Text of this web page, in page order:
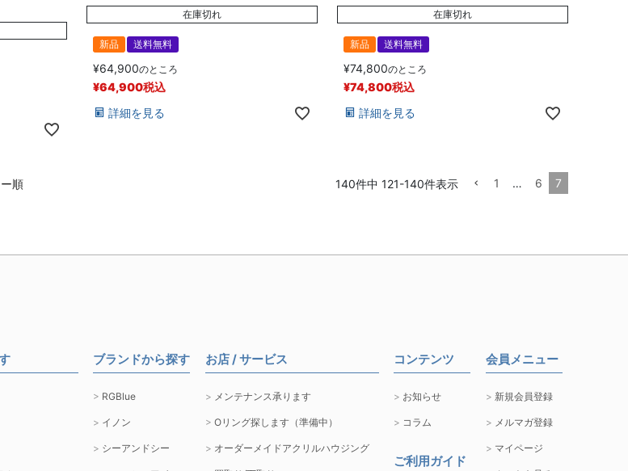
在庫切れ
新品 送料無料
¥64,900のところ
¥64,900税込
詳細を見る
在庫切れ
新品 送料無料
¥74,800のところ
¥74,800税込
詳細を見る
順 140件中 121-140件表示 1 … 6 7
ブランドから探す
RGBlue
イノン
シーアンドシー
お店 / サービス
メンテナンス承ります
Oリング探します（準備中）
オーダーメイドアクリルハウジング
コンテンツ
お知らせ
コラム
ご利用ガイド
会員メニュー
新規会員登録
メルマガ登録
マイページ